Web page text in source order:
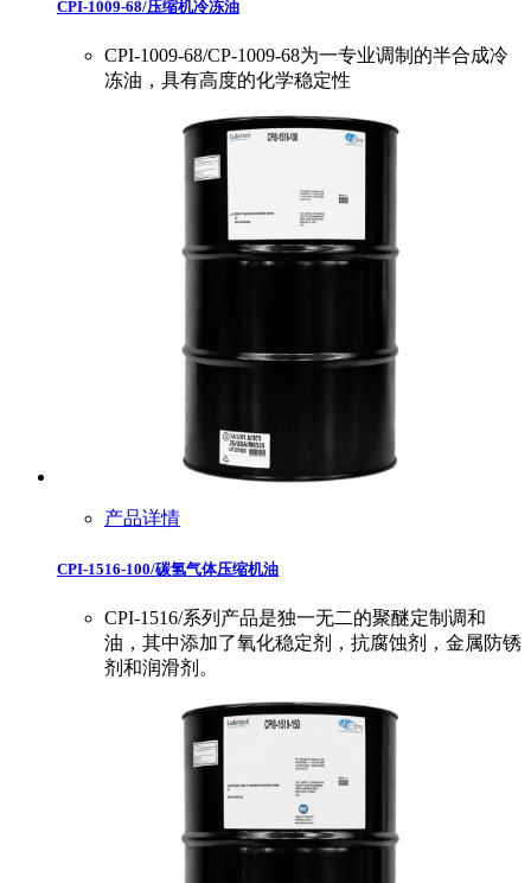
CPI-1009-68/压缩机冷冻油
CPI-1009-68/CP-1009-68为一专业调制的半合成冷
冻油，具有高度的化学稳定性
产品详情
CPI-1516-100/碳氢气体压缩机油
CPI-1516/系列产品是独一无二的聚醚定制调和
油，其中添加了氧化稳定剂，抗腐蚀剂，金属防锈
剂和润滑剂。